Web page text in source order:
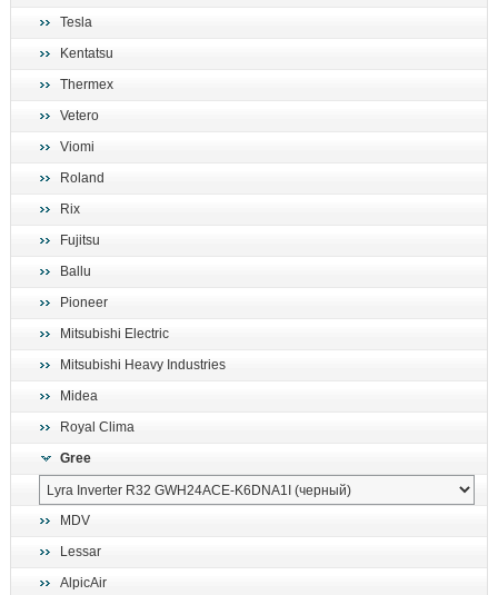
Tesla
Kentatsu
Thermex
Vetero
Viomi
Roland
Rix
Fujitsu
Ballu
Pioneer
Mitsubishi Electric
Mitsubishi Heavy Industries
Midea
Royal Clima
Gree
MDV
Lessar
AlpicAir